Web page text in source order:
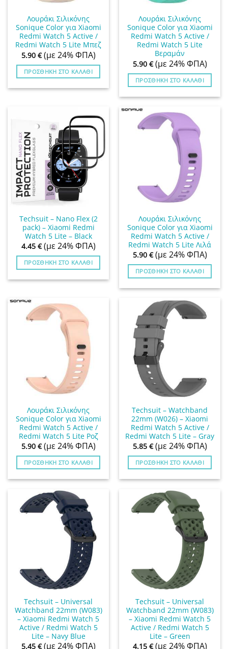
Λουράκι Σιλικόνης
Sonique Color για Xiaomi
Redmi Watch 5 Active /
Redmi Watch 5 Lite Μπεζ
5.90 € (με 24% ΦΠΑ)
ΠΡΟΣΘΉΚΗ ΣΤΟ ΚΑΛΆΘΙ
Λουράκι Σιλικόνης
Sonique Color για Xiaomi
Redmi Watch 5 Active /
Redmi Watch 5 Lite
Βεραμάν
5.90 € (με 24% ΦΠΑ)
ΠΡΟΣΘΉΚΗ ΣΤΟ ΚΑΛΆΘΙ
Techsuit – Nano Flex (2
pack) – Xiaomi Redmi
Watch 5 Lite – Black
4.45 € (με 24% ΦΠΑ)
ΠΡΟΣΘΉΚΗ ΣΤΟ ΚΑΛΆΘΙ
Λουράκι Σιλικόνης
Sonique Color για Xiaomi
Redmi Watch 5 Active /
Redmi Watch 5 Lite Λιλά
5.90 € (με 24% ΦΠΑ)
ΠΡΟΣΘΉΚΗ ΣΤΟ ΚΑΛΆΘΙ
Λουράκι Σιλικόνης
Sonique Color για Xiaomi
Redmi Watch 5 Active /
Redmi Watch 5 Lite Ροζ
5.90 € (με 24% ΦΠΑ)
ΠΡΟΣΘΉΚΗ ΣΤΟ ΚΑΛΆΘΙ
Techsuit – Watchband
22mm (W026) – Xiaomi
Redmi Watch 5 Active /
Redmi Watch 5 Lite – Gray
5.85 € (με 24% ΦΠΑ)
ΠΡΟΣΘΉΚΗ ΣΤΟ ΚΑΛΆΘΙ
Techsuit – Universal
Watchband 22mm (W083)
– Xiaomi Redmi Watch 5
Active / Redmi Watch 5
Lite – Navy Blue
5.45 € (με 24% ΦΠΑ)
Techsuit – Universal
Watchband 22mm (W083)
– Xiaomi Redmi Watch 5
Active / Redmi Watch 5
Lite – Green
4.15 € (με 24% ΦΠΑ)